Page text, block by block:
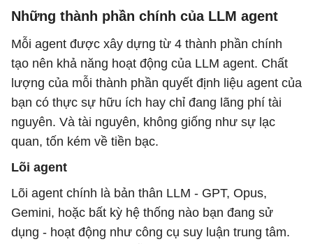
Những thành phần chính của LLM agent
Mỗi agent được xây dựng từ 4 thành phần chính
tạo nên khả năng hoạt động của LLM agent. Chất
lượng của mỗi thành phần quyết định liệu agent của
bạn có thực sự hữu ích hay chỉ đang lãng phí tài
nguyên. Và tài nguyên, không giống như sự lạc
quan, tốn kém về tiền bạc.
Lõi agent
Lõi agent chính là bản thân LLM - GPT, Opus,
Gemini, hoặc bất kỳ hệ thống nào bạn đang sử
dụng - hoạt động như công cụ suy luận trung tâm.